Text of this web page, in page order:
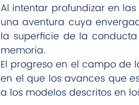
Al intentar profundizar en
una aventura cuya
la superficie de la
memoria.
El progreso en el campo
en el que los avances que
a los modelos descritos en